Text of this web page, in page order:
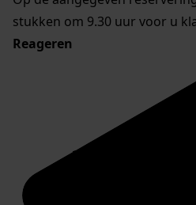
stukken om 9.30 uur voor u
Reageren